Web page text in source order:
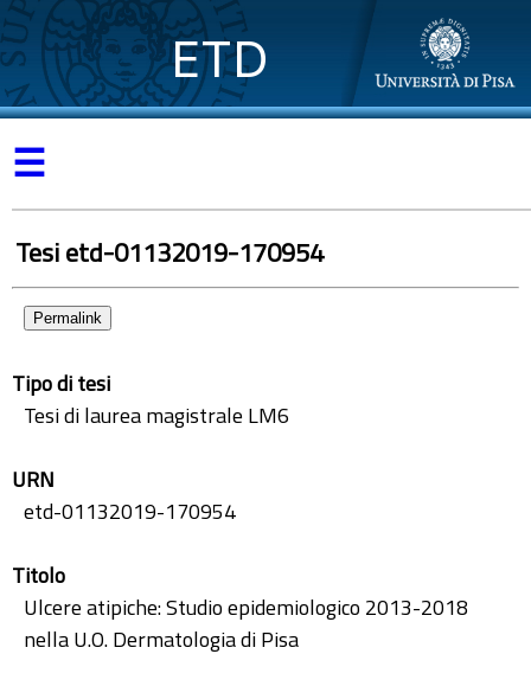
ETD
☰
Tesi etd-01132019-170954
Permalink
Tipo di tesi
Tesi di laurea magistrale LM6
URN
etd-01132019-170954
Titolo
Ulcere atipiche: Studio epidemiologico 2013-2018
nella U.O. Dermatologia di Pisa